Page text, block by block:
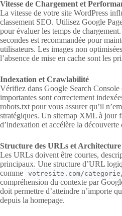
Vitesse de Chargement et
La vitesse de votre site WordPress
classement SEO. Utilisez Google
pour évaluer les temps de
secondes est recommandée pour
utilisateurs. Les images non
l’absence de mise en cache sont les
Indexation et Crawlabilité
Vérifiez dans Google Search Console
importantes sont correctement
robots.txt pour vous assurer qu’il
stratégiques. Un sitemap XML à jour
d’indexation et accélère la
Structure des URLs et
Les URLs doivent être courtes,
principaux. Une structure d’URL
comme
votresite.com/
compréhension du contexte par
doit permettre d’atteindre n’importe
depuis la homepage.